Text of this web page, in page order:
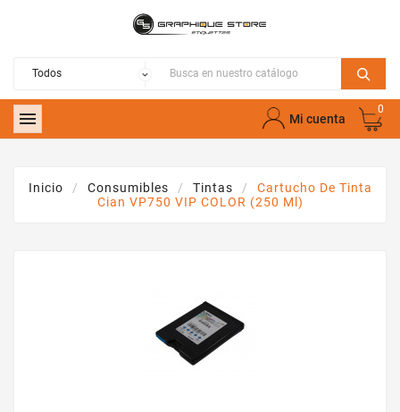
 Mi cuenta
0
Inicio Consumibles Tintas
Cartucho De Tinta
Cian VP750 VIP COLOR (250 Ml)